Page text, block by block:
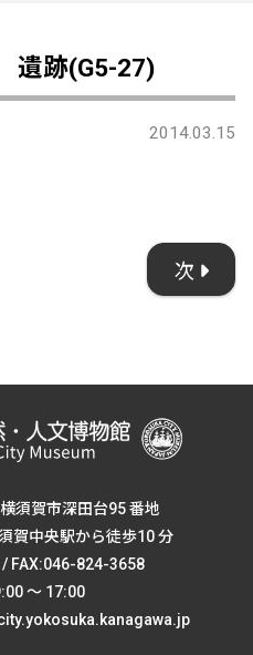
27)
2014.03.15
次
須賀市深田台95 番地
賀中央駅から徒歩10 分
FAX:046-824-3658
～ 17:00